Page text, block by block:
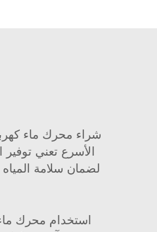
الأسرع تعني
لضمان سلامة